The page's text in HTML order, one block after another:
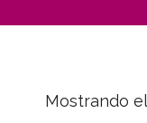
Mostrando